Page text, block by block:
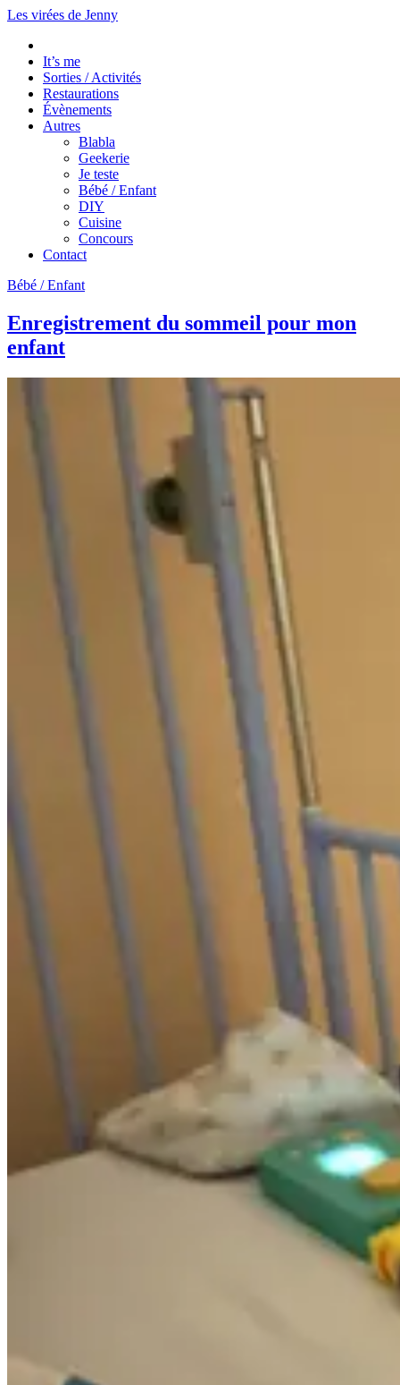
Les virées de Jenny
It’s me
Sorties / Activités
Restaurations
Évènements
Autres
Blabla
Geekerie
Je teste
Bébé / Enfant
DIY
Cuisine
Concours
Contact
Bébé / Enfant
Enregistrement du sommeil pour mon
enfant